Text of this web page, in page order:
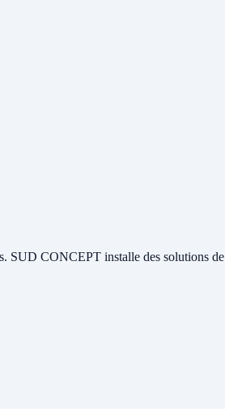
SUD CONCEPT installe des solutions de